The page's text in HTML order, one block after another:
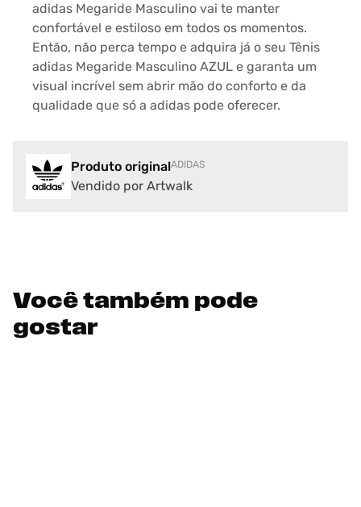
adidas Megaride Masculino vai te manter
confortável e estiloso em todos os momentos.
Então, não perca tempo e adquira já o seu Tênis
adidas Megaride Masculino AZUL e garanta um
visual incrível sem abrir mão do conforto e da
qualidade que só a adidas pode oferecer.
Produto originalADIDAS
Vendido por Artwalk
Você também pode
gostar